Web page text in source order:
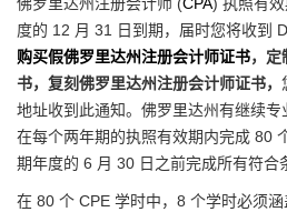
佛罗里达州注册会计师 (CPA) 执照有
度的 12 月 31 日到期，届时您将收到
购买假佛罗里达州注册会计师证书，定
书，复刻佛罗里达州注册会计师证书，
地址收到此通知。佛罗里达州有继续
在每个两年期的执照有效期内完成 80
期年度的 6 月 30 日之前完成所有符合
在 80 个 CPE 学时中，8 个学时必须